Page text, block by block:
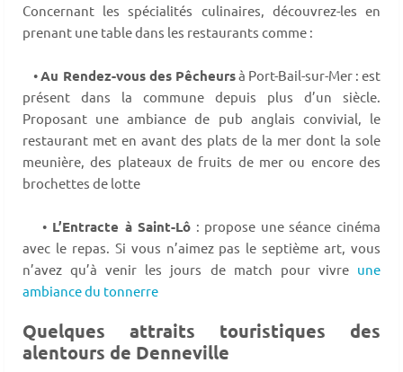
Concernant les spécialités culinaires, découvrez-les en
prenant une table dans les restaurants comme :
•Au Rendez-vous des Pêcheursà Port-Bail-sur-Mer : est
présent dans la commune depuis plus d’un siècle.
Proposant une ambiance de pub anglais convivial, le
restaurant met en avant des plats de la mer dont la sole
meunière, des plateaux de fruits de mer ou encore des
brochettes de lotte
• L’Entracte à Saint-Lô : propose une séance cinéma
avec le repas. Si vous n’aimez pas le septième art, vous
n’avez qu’à venir les jours de match pour vivre une
ambiance du tonnerre
Quelques attraits touristiques des
alentours de Denneville